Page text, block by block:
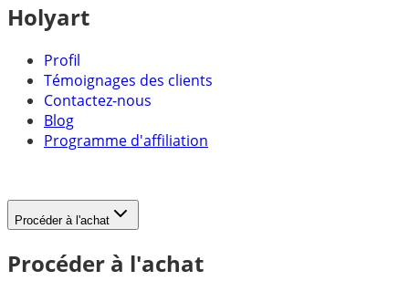
Holyart
Profil
Témoignages des clients
Contactez-nous
Blog
Programme d'affiliation
Procéder à l'achat
Procéder à l'achat